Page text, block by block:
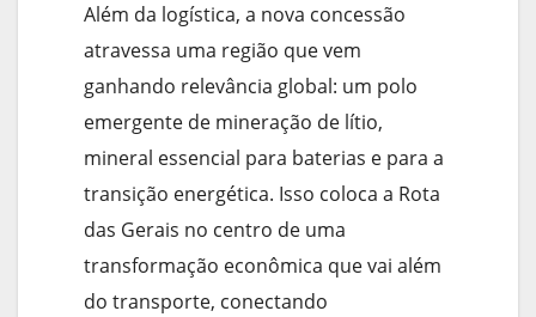
Além da logística, a nova concessão
atravessa uma região que vem
ganhando relevância global: um polo
emergente de mineração de lítio,
mineral essencial para baterias e para a
transição energética. Isso coloca a Rota
das Gerais no centro de uma
transformação econômica que vai além
do transporte, conectando